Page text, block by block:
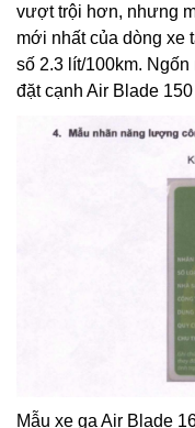
vượt trội hơn, nhưng
mới nhất của dòng xe
số 2.3 lít/100km.
đặt cạnh Air Blade
Mẫu xe ga Air Blade